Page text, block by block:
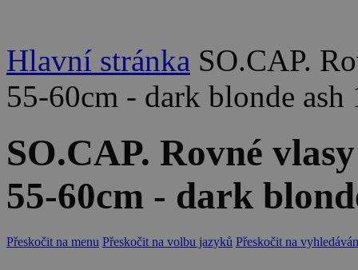
Hlavní stránka SO.CAP.
55-60cm - dark blonde ash
SO.CAP. Rovné
55-60cm - dark
Přeskočit na menu Přeskočit na volbu jazyků Přeskočit na